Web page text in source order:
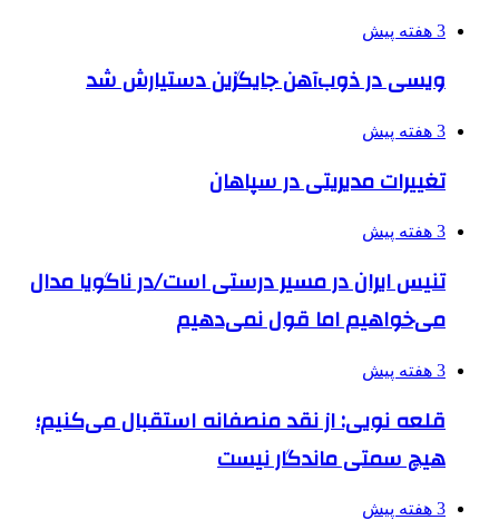
3 هفته پیش
ویسی در ذوب‌آهن جایگزین دستیارش شد
3 هفته پیش
تغییرات مدیریتی در سپاهان
3 هفته پیش
تنیس ایران در مسیر درستی است/در ناگویا مدال
می‌خواهیم اما قول نمی‌دهیم
3 هفته پیش
قلعه نویی: از نقد منصفانه استقبال می‌کنیم؛
هیچ سمتی ماندگار نیست
3 هفته پیش